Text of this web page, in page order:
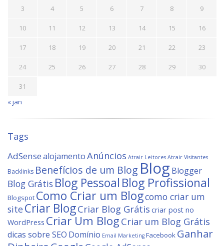
3 4 5 6 7 8 9
10 11 12 13 14 15 16
17 18 19 20 21 22 23
24 25 26 27 28 29 30
31
« jan
Tags
AdSensealojamentoAnúncios Atrair Leitores Atrair Visitantes
Backlinks Benefícios de um Blog Blog Blogger
Blog Grátis Blog Pessoal Blog Profissional
Blogspot Como Criar um Blogcomo criar um
siteCriar BlogCriar Blog Grátis criar post no
WordPress Criar Um Blog Criar um Blog Grátis
dicas sobre SEO Domínio Email Marketing Facebook Ganhar